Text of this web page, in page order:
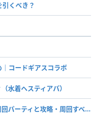
くべき？
コードギアスコラボ
水着ヘスティアパ）
パズドラアイランドコロシアムの周回パーティと攻略・周回すべき？